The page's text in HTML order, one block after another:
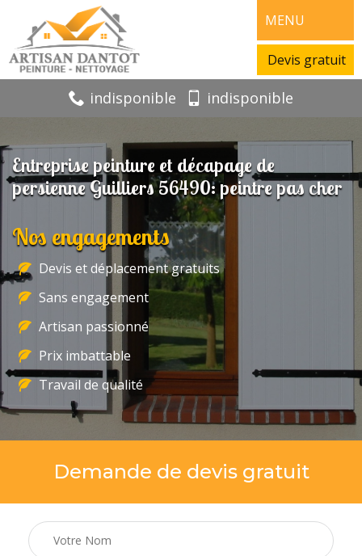
MENU
Devis gratuit
indisponible indisponible
Entreprise peinture et décapage de
persienne Guilliers 56490: peintre pas cher
Nos engagements
Devis et déplacement gratuits
Sans engagement
Artisan passionné
Prix imbattable
Travail de qualité
Demande de devis gratuit